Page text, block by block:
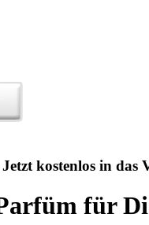
Jetzt kostenlos in das
für